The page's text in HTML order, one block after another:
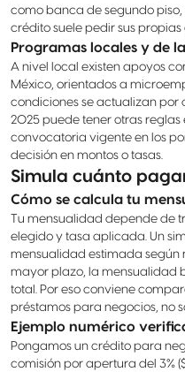
como banca de segundo
crédito suele pedir sus
Programas locales y de
A nivel local existen apoyos
México, orientados a
condiciones se actualizan por
2025 puede tener otras reglas
convocatoria vigente en los
decisión en montos o tasas.
Simula cuánto
Cómo se calcula tu
Tu mensualidad depende de
elegido y tasa aplicada. Un
mensualidad estimada según
mayor plazo, la mensualidad
total. Por eso conviene
préstamos para negocios, no
Ejemplo numérico
Pongamos un crédito para
comisión por apertura del 3%